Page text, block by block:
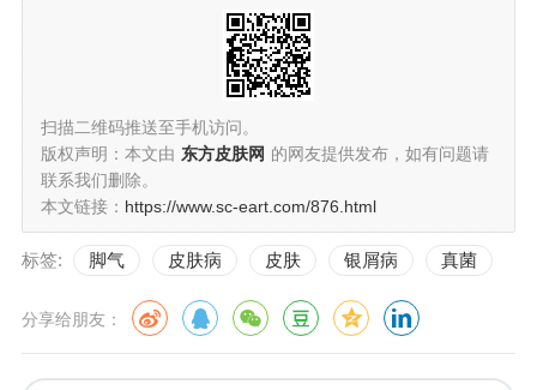
扫描二维码推送至手机访问。
版权声明：本文由 东方皮肤网 的网友提供发布，如有问题请
联系我们删除。
本文链接： https://www.sc-eart.com/876.html
标签: 脚气 皮肤病 皮肤 银屑病 真菌
分享给朋友：